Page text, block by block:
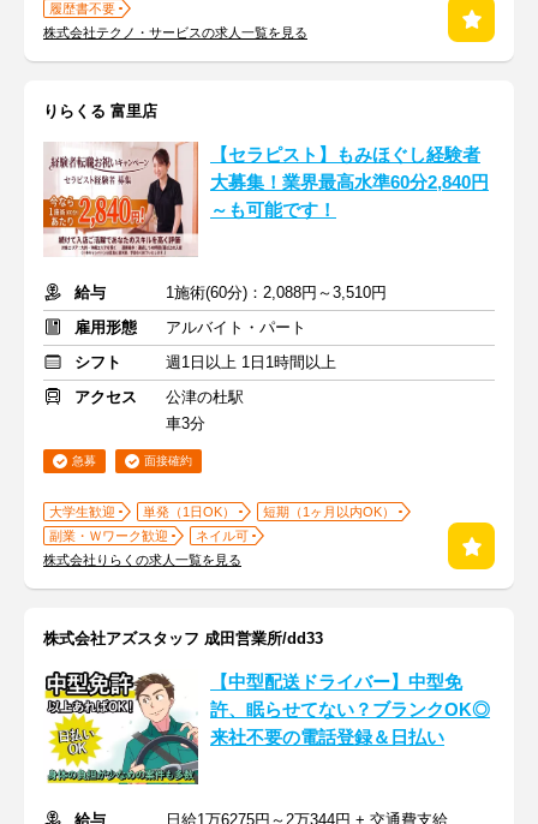
履歴書不要
株式会社テクノ・サービスの求人一覧を見る
りらくる 富里店
【セラピスト】もみほぐし経験者
大募集！業界最高水準60分2,840円
～も可能です！
給与
1施術(60分)：2,088円～3,510円
雇用形態
アルバイト・パート
シフト
週1日以上 1日1時間以上
アクセス
公津の杜駅
車3分
急募 面接確約
大学生歓迎 単発（1日OK）
短期（1ヶ月以内OK）
副業・Ｗワーク歓迎
ネイル可
株式会社りらくの求人一覧を見る
株式会社アズスタッフ 成田営業所/dd33
【中型配送ドライバー】中型免
許、眠らせてない？ブランクOK◎
来社不要の電話登録＆日払い
給与 日給1万6275円～2万344円 + 交通費支給